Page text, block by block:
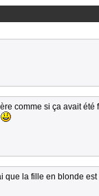
comme si ça avait
que la fille en blonde